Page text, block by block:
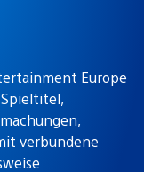
Europe
verbundene